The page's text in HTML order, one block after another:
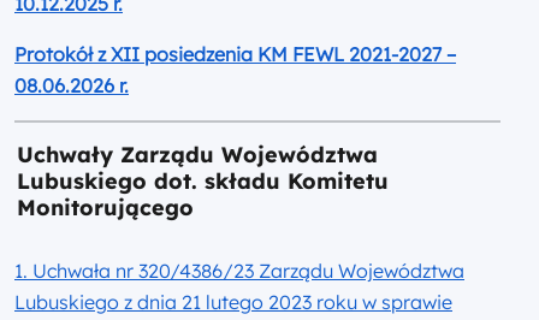
Protokół z XII posiedzenia KM FEWL 2021-2027 –
08.06.2026 r.
Uchwały Zarządu Województwa
Lubuskiego dot. składu Komitetu
Monitorującego
1. Uchwała nr 320/4386/23 Zarządu Województwa
Lubuskiego z dnia 21 lutego 2023 roku w sprawie